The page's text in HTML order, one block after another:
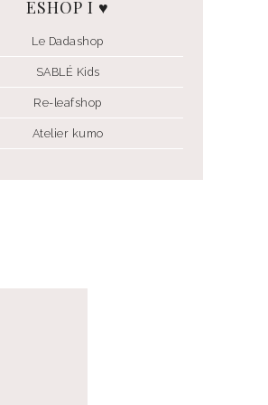
ESHOP I ♥
Le Dadashop
SABLÉ Kids
Re-leafshop
Atelier kumo